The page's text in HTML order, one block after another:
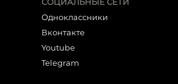
СОЦИАЛЬНЫЕ СЕТИ
Одноклассники
Вконтакте
Youtube
Telegram